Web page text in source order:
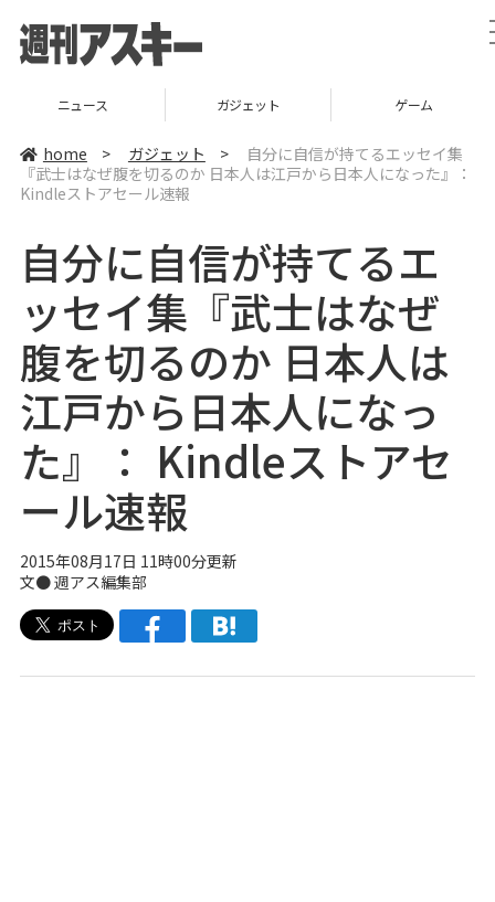
ニュース ガジェット ゲーム
home > ガジェット >
自分に自信が持てるエッセイ集
『武士はなぜ腹を切るのか 日本人は江戸から日本人になった』：
Kindleストアセール速報
自分に自信が持てるエ
ッセイ集『武士はなぜ
腹を切るのか 日本人は
江戸から日本人になっ
た』： Kindleストアセ
ール速報
2015年08月17日 11時00分更新
文●週アス編集部